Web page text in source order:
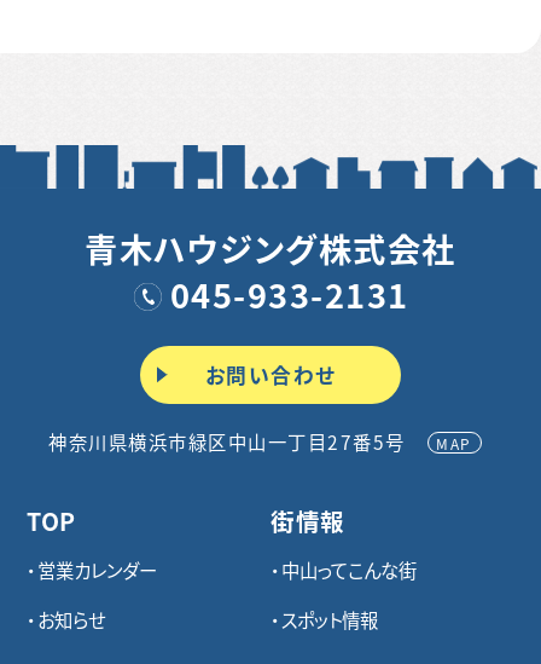
青木ハウジング株式会社
045-933-2131
お問い合わせ
神奈川県横浜市緑区中山一丁目27番5号 MAP
TOP
営業カレンダー
お知らせ
街情報
中山ってこんな街
スポット情報